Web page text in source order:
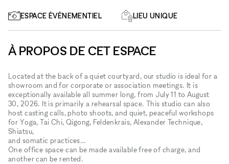
ESPACE ÉVÉNEMENTIEL LIEU UNIQUE
À PROPOS DE CET ESPACE
Located at the back of a quiet courtyard, our studio is ideal for a
showroom and for corporate or association meetings. It is
exceptionally available all summer long, from July 11 to August
30, 2026. It is primarily a rehearsal space. This studio can also
host casting calls, photo shoots, and quiet, peaceful workshops
for Yoga, Tai Chi, Qigong, Feldenkrais, Alexander Technique,
Shiatsu,
and somatic practices…
One office space can be made available free of charge, and
another can be rented.